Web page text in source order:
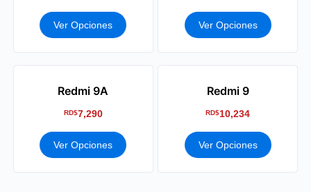
Ver Opciones Ver Opciones
Redmi 9A
RD$7,290
Ver Opciones
Redmi 9
RD$10,234
Ver Opciones